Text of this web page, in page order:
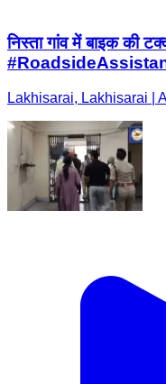
निस्ता गांव में बाइक की
Lakhisarai, Lakhisarai |